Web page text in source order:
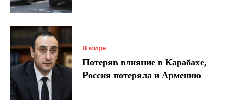
В мире
Потеряв влияние в Карабахе,
Россия потеряла и Армению